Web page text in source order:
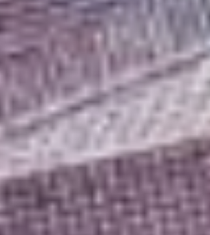
индексаций?
— Полный размер
пенсионер начнет
получать после
увольнения, перерасчет
будет произведен
с первого числа месяца,
следующего
за увольнением.
— Сохранится ли
для работающих
пенсионеров
действующий сейчас
перерасчет пенсий,
который проходит
ежегодно с 1 августа?
— Да, сохранится.
Отделение Социального